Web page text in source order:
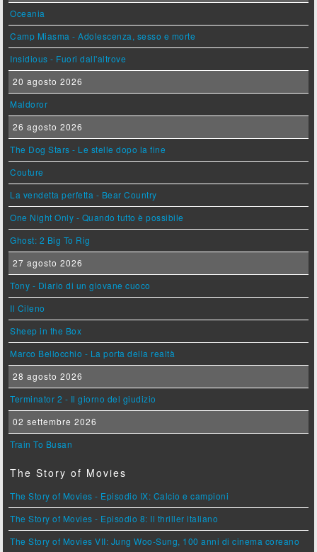
Oceania
Camp Miasma - Adolescenza, sesso e morte
Insidious - Fuori dall'altrove
20 agosto 2026
Maldoror
26 agosto 2026
The Dog Stars - Le stelle dopo la fine
Couture
La vendetta perfetta - Bear Country
One Night Only - Quando tutto è possibile
Ghost: 2 Big To Rig
27 agosto 2026
Tony - Diario di un giovane cuoco
Il Cileno
Sheep in the Box
Marco Bellocchio - La porta della realtà
28 agosto 2026
Terminator 2 - Il giorno del giudizio
02 settembre 2026
Train To Busan
The Story of Movies
The Story of Movies - Episodio IX: Calcio e campioni
The Story of Movies - Episodio 8: Il thriller italiano
The Story of Movies VII: Jung Woo-Sung, 100 anni di cinema coreano